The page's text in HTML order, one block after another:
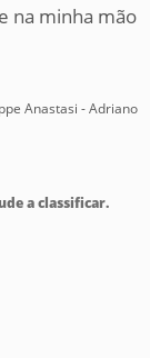
na minha mão
Anastasi - Adriano
a classificar.